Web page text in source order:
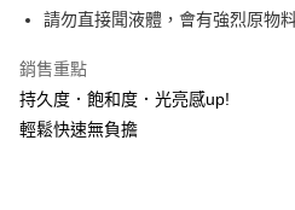
街口支付
悠遊付
Google Pay
請勿直接聞液體，會有強烈原物
銷售重點
持久度．飽和度．光亮感up!
輕鬆快速無負擔